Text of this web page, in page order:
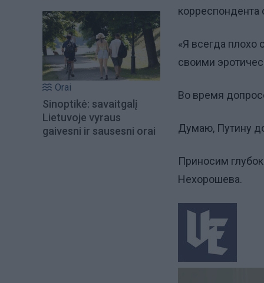
Orai
Sinoptikė: savaitgalį
Lietuvoje vyraus
gaivesni ir sausesni orai
корреспондента
«Я всегда плохо
своими
Во время
Думаю, Путину
Приносим
Нехорошева.